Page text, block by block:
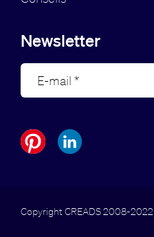
Newsletter
Copyright CREADS 2008-2022